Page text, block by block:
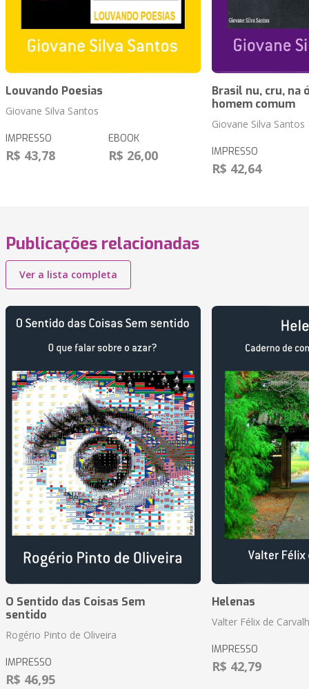
Louvando Poesias
Giovane Silva Santos
IMPRESSO
R$ 43,78
EBOOK
R$ 26,00
Brasil nu, cru, na
homem comum
Giovane Silva Santos
IMPRESSO
R$ 42,64
Publicações relacionadas
Ver a lista completa
O Sentido das Coisas Sem
sentido
Rogério Pinto de Oliveira
IMPRESSO
R$ 46,95
Helenas
Valter Félix de
IMPRESSO
R$ 42,79